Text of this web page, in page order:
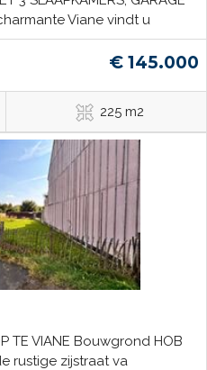
Viane vindt u
€ 145.000
225 m2
TE VIANE Bouwgrond HOB
rustige zijstraat va